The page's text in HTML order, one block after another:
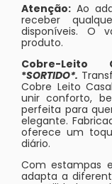
Atenção: Ao
receber
disponíveis. O
produto.
Cobre-
*SORTIDO*.
Cobre Leito
unir conforto,
perfeita para
elegante.
oferece um
diário.
Com estampas
adapta a